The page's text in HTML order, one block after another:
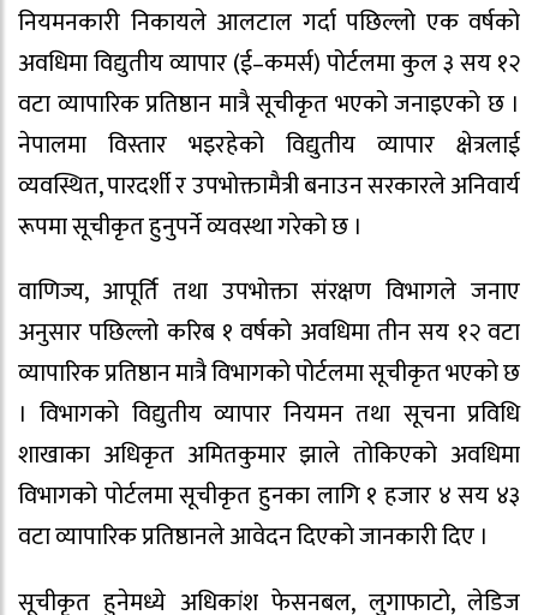
नियमनकारी निकायले आलटाल गर्दा पछिल्लो एक वर्षको
अवधिमा विद्युतीय व्यापार (ई–कमर्स) पोर्टलमा कुल ३ सय १२
वटा व्यापारिक प्रतिष्ठान मात्रै सूचीकृत भएको जनाइएको छ ।
नेपालमा विस्तार भइरहेको विद्युतीय व्यापार क्षेत्रलाई
व्यवस्थित, पारदर्शी र उपभोक्तामैत्री बनाउन सरकारले अनिवार्य
रूपमा सूचीकृत हुनुपर्ने व्यवस्था गरेको छ ।
वाणिज्य, आपूर्ति तथा उपभोक्ता संरक्षण विभागले जनाए
अनुसार पछिल्लो करिब १ वर्षको अवधिमा तीन सय १२ वटा
व्यापारिक प्रतिष्ठान मात्रै विभागको पोर्टलमा सूचीकृत भएको छ
। विभागको विद्युतीय व्यापार नियमन तथा सूचना प्रविधि
शाखाका अधिकृत अमितकुमार झाले तोकिएको अवधिमा
विभागको पोर्टलमा सूचीकृत हुनका लागि १ हजार ४ सय ४३
वटा व्यापारिक प्रतिष्ठानले आवेदन दिएको जानकारी दिए ।
सूचीकृत हुनेमध्ये अधिकांश फेसनबल, लुगाफाटो, लेडिज